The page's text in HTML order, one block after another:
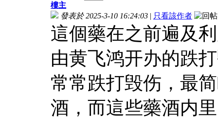
樓主
發表於 2025-3-10 16:24:03 | 只看該作者
這個藥在之前遍及
由黄飞鸿开办的跌
常常跌打毁伤，最
酒，而這些藥酒内